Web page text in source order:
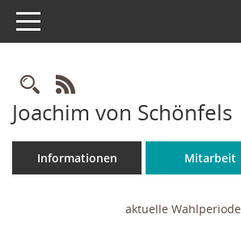
Toggle navigation
Rechercheauswahl
RSS-Feed
Joachim von Schönfels
Informationen Mitarbeit
aktuelle Wahlperiode